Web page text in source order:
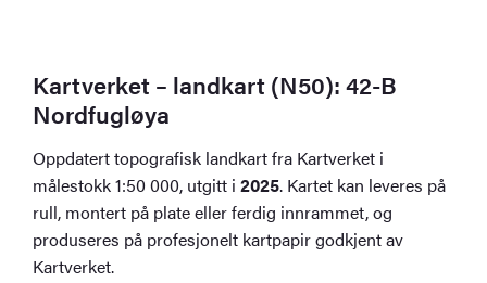
Kartverket – landkart (N50): 42-B
Nordfugløya
Oppdatert topografisk landkart fra Kartverket i
målestokk 1:50 000, utgitt i2025. Kartet kan leveres på
rull, montert på plate eller ferdig innrammet, og
produseres på profesjonelt kartpapir godkjent av
Kartverket.